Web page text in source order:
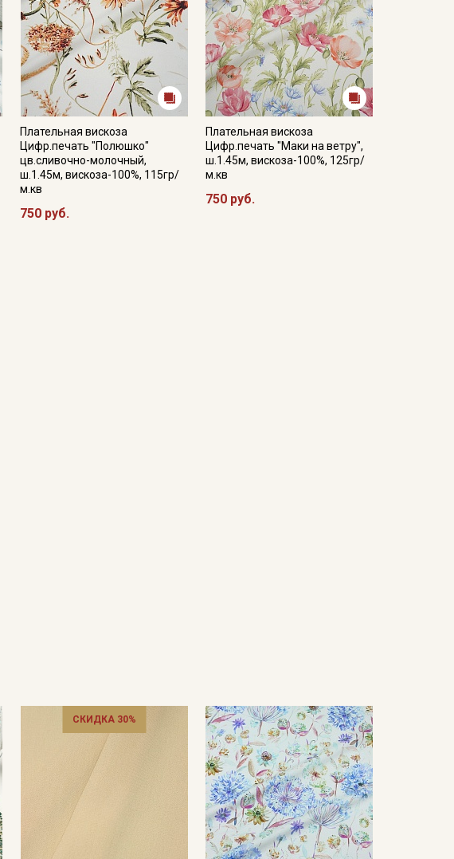
Плательная вискоза
Цифр.печать "Полюшко"
цв.сливочно-молочный,
ш.1.45м, вискоза-100%, 115гр/
м.кв
750 руб.
Плательная вискоза
Цифр.печать "Маки на ветру",
ш.1.45м, вискоза-100%, 125гр/
м.кв
750 руб.
СКИДКА 30%